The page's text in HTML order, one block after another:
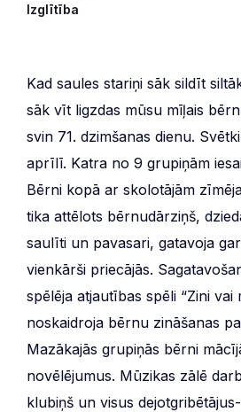
Izglītība
Kad saules stariņi sāk sildīt
sāk vīt ligzdas mūsu mīļais
svin 71. dzimšanas dienu.
aprīlī. Katra no 9 grupiņām
Bērni kopā ar skolotājām
tika attēlots bērnudārziņš,
saulīti un pavasari, gatavoja
vienkārši priecājās.
spēlēja atjautības spēli “Zini vai
noskaidroja bērnu zināšanas
Mazākajās grupiņās bērni
novēlējumus. Mūzikas zālē
klubiņš un visus